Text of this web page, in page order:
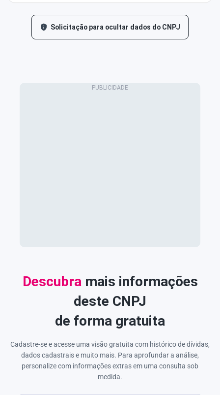
Solicitação para ocultar dados do CNPJ
Descubra mais informações
deste CNPJ
de forma gratuita
Cadastre-se e acesse uma visão gratuita com histórico de dívidas,
dados cadastrais e muito mais. Para aprofundar a análise,
personalize com informações extras em uma consulta sob
medida.